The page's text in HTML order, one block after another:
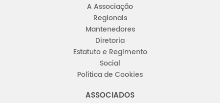
A Associação
Regionais
Mantenedores
Diretoria
Estatuto e Regimento
Social
Política de Cookies
ASSOCIADOS